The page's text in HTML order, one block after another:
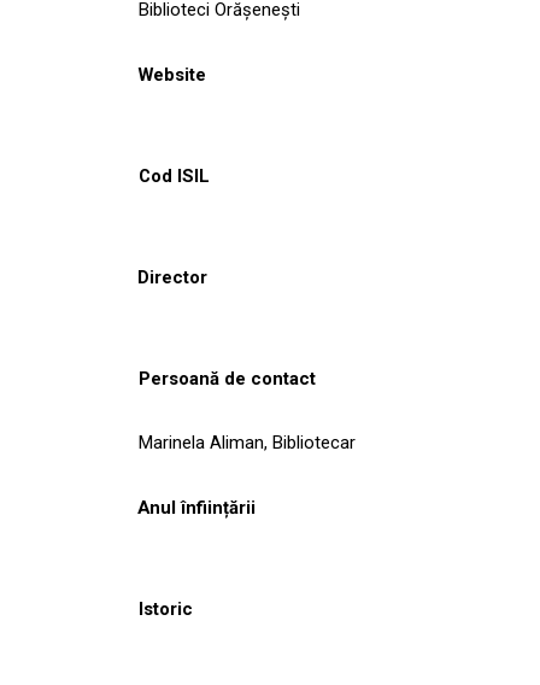
Biblioteci Orășenești
Website
Cod ISIL
Director
Persoană de contact
Marinela Aliman, Bibliotecar
Anul înființării
Istoric